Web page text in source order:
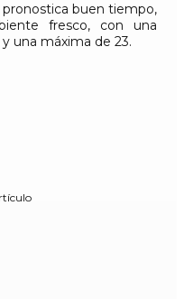
pronostica buen tiempo,
fresco, con una
una máxima de 23.